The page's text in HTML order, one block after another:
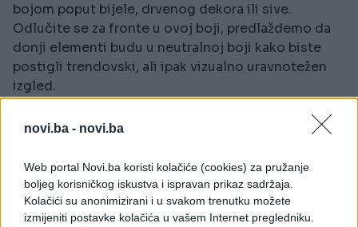
novi.ba - novi.ba
Web portal Novi.ba koristi kolačiće (cookies) za pružanje
boljeg korisničkog iskustva i ispravan prikaz sadržaja.
Kolačići su anonimizirani i u svakom trenutku možete
izmijeniti postavke kolačića u vašem Internet pregledniku.
bojom poput bijele, drvenog dekora ili sive.
Odlučite se za fronte u ovoj boji, predlaždemo da
donji elementi budu u neutralnoj boji kako biste
postigli trendovski, ali ipak vizualno uravnotežen
izgled.
Druga opcija svakako je kuhinjski zid ili police u
začiniti kuhinjskim zidom u jarkoj nijansi ili pak
kombinirati police ili dio elemenata u žutoj boji.
Ako niste skloni eksperimentima ili jednostavno ne
želite unositi velike promjene u svoj dom, uvijek se